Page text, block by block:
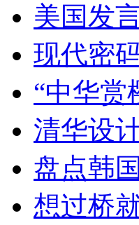
美国发
现代密
“中华赏
清华设
盘点韩
想过桥